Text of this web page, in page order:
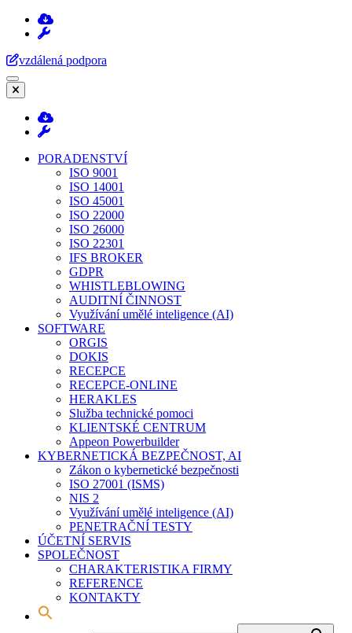
Přeskočit
(stiskněte
Enter)
vzdálená podpora
PORADENSTVÍ
ISO 9001
ISO 14001
ISO 45001
ISO 22000
ISO 26000
ISO 22301
IFS BROKER
GDPR
WHISTLEBLOWING
AUDITNÍ ČINNOST
Využívání umělé inteligence (AI)
SOFTWARE
ORGIS
DOKIS
RECEPCE
RECEPCE-ONLINE
HERAKLES
Služba technické pomoci
KLIENTSKÉ CENTRUM
Appeon Powerbuilder
KYBERNETICKÁ BEZPEČNOST, AI
Zákon o kybernetické bezpečnosti
ISO 27001 (ISMS)
NIS 2
Využívání umělé inteligence (AI)
PENETRAČNÍ TESTY
ÚČETNÍ SERVIS
SPOLEČNOST
CHARAKTERISTIKA FIRMY
REFERENCE
KONTAKTY